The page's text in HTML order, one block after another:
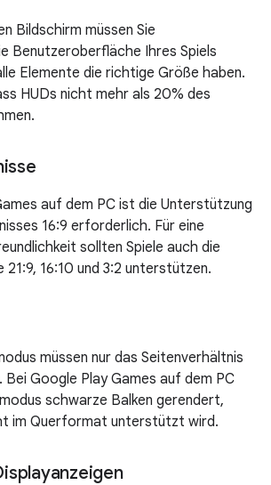
Bildschirm müssen Sie
Benutzeroberfläche Ihres Spiels
Elemente die richtige Größe haben.
HUDs nicht mehr als 20% des
auf dem PC ist die Unterstützung
16:9 erforderlich. Für eine
sollten Spiele auch die
16:10 und 3:2 unterstützen.
müssen nur das Seitenverhältnis
Google Play Games auf dem PC
schwarze Balken gerendert,
im Querformat unterstützt wird.